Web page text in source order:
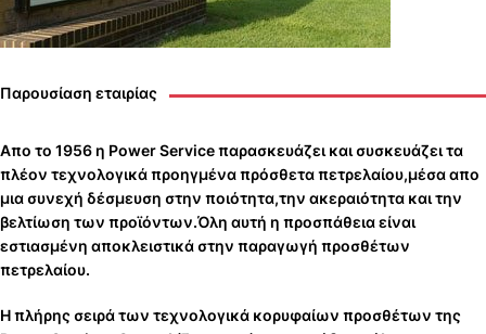
Παρουσίαση εταιρίας
Απο το 1956 η Power Service παρασκευάζει και συσκευάζει τα
πλέον τεχνολογικά προηγμένα πρόσθετα πετρελαίου,μέσα απο
μια συνεχή δέσμευση στην ποιότητα,την ακεραιότητα και την
βελτίωση των προϊόντων.Όλη αυτή η προσπάθεια είναι
εστιασμένη αποκλειστικά στην παραγωγή προσθέτων
πετρελαίου.
Η πλήρης σειρά των τεχνολογικά κορυφαίων προσθέτων της